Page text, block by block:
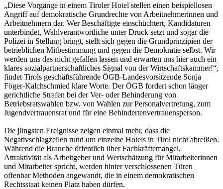
„Diese Vorgänge in einem Tiroler Hotel stellen einen beispiellosen
Angriff auf demokratische Grundrechte von Arbeitnehmerinnen und
Arbeitnehmern dar. Wer Beschäftigte einschüchtert, Kandidaturen
unterbindet, Wahlverantwortliche unter Druck setzt und sogar die
Polizei in Stellung bringt, stellt sich gegen die Grundprinzipien der
betrieblichen Mitbestimmung und gegen die Demokratie selbst. Wir
werden uns das nicht gefallen lassen und erwarten uns hier auch ein
klares sozialpartnerschaftliches Signal von der Wirtschaftskammer!“,
findet Tirols geschäftsführende ÖGB-Landesvorsitzende Sonja
Föger-Kalchschmied klare Worte. Der ÖGB fordert schon länger
gerichtliche Strafen bei der Ver- oder Behinderung von
Betriebsratswahlen bzw. von Wahlen zur Personalvertretung, zum
Jugendvertrauensrat und für eine Behindertenvertrauensperson.
Die jüngsten Ereignisse zeigen einmal mehr, dass die
Negativschlagzeilen rund um einzelne Hotels in Tirol nicht abreißen.
Während die Branche öffentlich über Fachkräftemangel,
Attraktivität als Arbeitgeber und Wertschätzung für Mitarbeiterinnen
und Mitarbeiter spricht, werden hinter verschlossenen Türen
offenbar Methoden angewandt, die in einem demokratischen
Rechtsstaat keinen Platz haben dürfen.